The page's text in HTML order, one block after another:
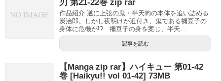
刃 第21-22巻 zip rar
作品紹介 遂に上弦の鬼・半天狗の本体を追い詰める
炭治郎。しかし夜明けが近付き、鬼である禰豆子の
身体に危機が!? 禰豆子の身を案じ、半天...
記事を読む
【Manga zip rar】ハイキュー 第01-42
巻 [Haikyu!! vol 01-42] 73MB